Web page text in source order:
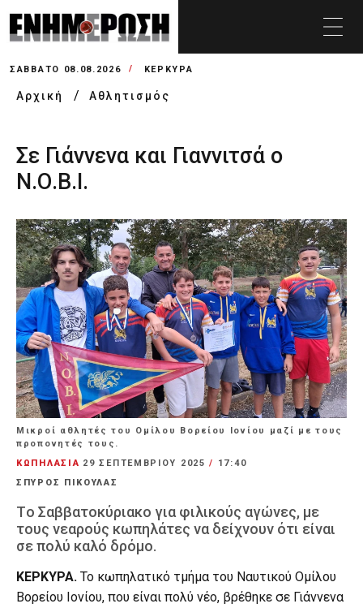
ΣΆΒΒΑΤΟ 08.08.2026 ΚΕΡΚΥΡΑ
Αρχική Αθλητισμός
Σε Γιάννενα και Γιαννιτσά ο
Ν.Ο.Β.Ι.
Mικροί αθλητές του Ομίλου Βορείου Ιονίου μαζί με τους
προπονητές τους.
ΚΩΠΗΛΑΣΙΑ 29 ΣΕΠΤΕΜΒΡΊΟΥ 2025/ 17:40
ΣΠΥΡΟΣ ΠΙΚΟΥΛΑΣ
Tο Σαββατοκύριακο για φιλικούς αγώνες, με
τους νεαρούς κωπηλάτες να δείχνουν ότι είναι
σε πολύ καλό δρόμο.
ΚΕΡΚΥΡΑ. Το κωπηλατικό τμήμα του Ναυτικού Ομίλου
Βορείου Ιονίου, που είναι πολύ νέο, βρέθηκε σε Γιάννενα